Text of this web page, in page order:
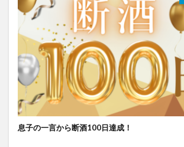
息子の一言から断酒100日達成！